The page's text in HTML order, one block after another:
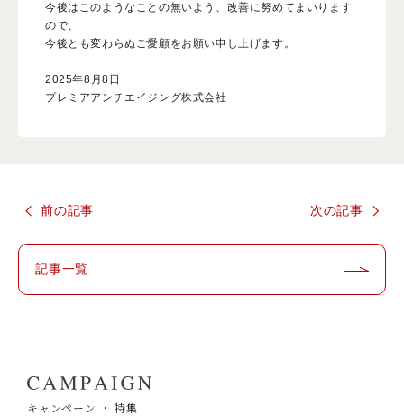
ベストコスメ受賞履歴
今後はこのようなことの無いよう、改善に努めてまいります
ので、
今後とも変わらぬご愛顧をお願い申し上げます。
2025年8月8日
プレミアアンチエイジング株式会社
前の記事
記事一覧
次の記事
キャンペーン ・ 特集